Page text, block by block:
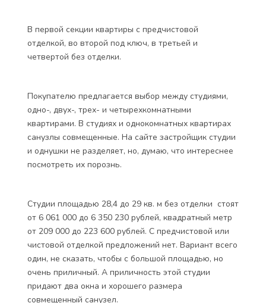
В первой секции квартиры с предчистовой
отделкой, во второй под ключ, в третьей и
четвертой без отделки.
Покупателю предлагается выбор между студиями,
одно-, двух-, трех- и четырехкомнатными
квартирами. В студиях и однокомнатных квартирах
санузлы совмещенные. На сайте застройщик студии
и однушки не разделяет, но, думаю, что интереснее
посмотреть их порознь.
Студии площадью 28,4 до 29 кв. м без отделки стоят
от 6 061 000 до 6 350 230 рублей, квадратный метр
от 209 000 до 223 600 рублей. С предчистовой или
чистовой отделкой предложений нет. Вариант всего
один, не сказать, чтобы с большой площадью, но
очень приличный. А приличность этой студии
придают два окна и хорошего размера
совмещенный санузел.